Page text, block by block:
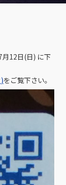
12日(日) に下
をご覧下さい。